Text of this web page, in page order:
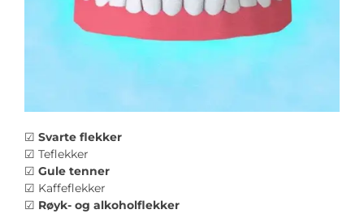
☑ Svarte flekker
☑ Teflekker
☑ Gule tenner
☑ Kaffeflekker
☑ Røyk- og alkoholflekker